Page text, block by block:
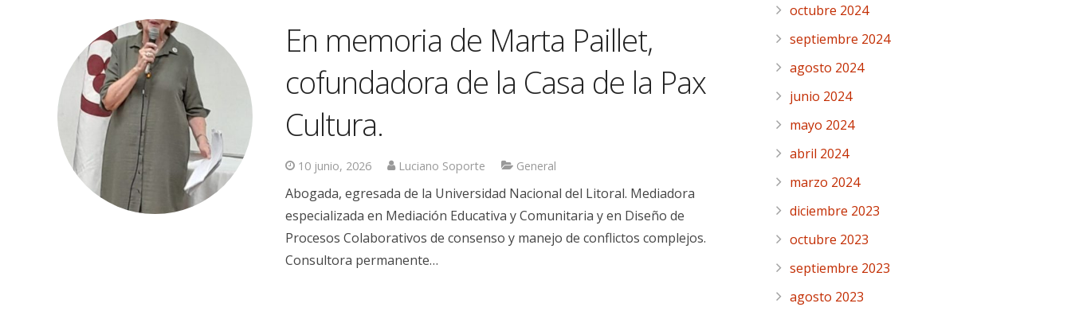
En memoria de Marta Paillet,
cofundadora de la Casa de la Pax
Cultura.
10 junio, 2026 Luciano Soporte General
Abogada, egresada de la Universidad Nacional del Litoral. Mediadora
especializada en Mediación Educativa y Comunitaria y en Diseño de
Procesos Colaborativos de consenso y manejo de conflictos complejos.
Consultora permanente…
octubre 2024
septiembre 2024
agosto 2024
junio 2024
mayo 2024
abril 2024
marzo 2024
diciembre 2023
octubre 2023
septiembre 2023
agosto 2023